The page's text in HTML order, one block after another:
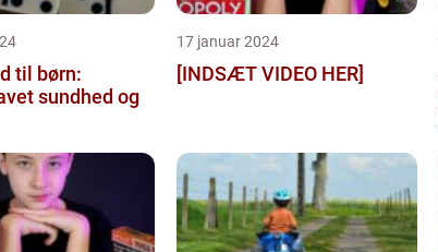
til børn:
sundhed og
17 januar 2024
[INDSÆT VIDEO HER]